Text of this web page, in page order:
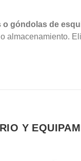
góndolas de
almacenamiento.
Y